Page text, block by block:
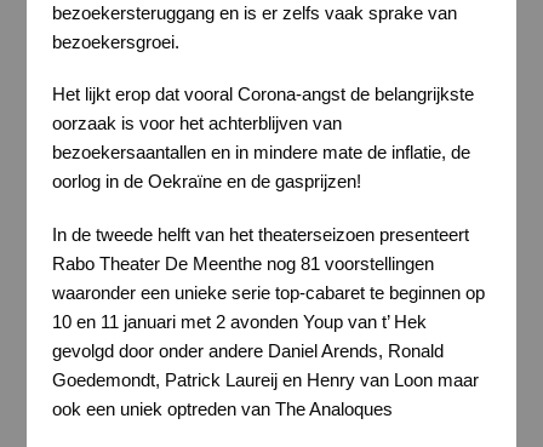
bezoekersteruggang en is er zelfs vaak sprake van
bezoekersgroei.
Het lijkt erop dat vooral Corona-angst de belangrijkste
oorzaak is voor het achterblijven van
bezoekersaantallen en in mindere mate de inflatie, de
oorlog in de Oekraïne en de gasprijzen!
In de tweede helft van het theaterseizoen presenteert
Rabo Theater De Meenthe nog 81 voorstellingen
waaronder een unieke serie top-cabaret te beginnen op
10 en 11 januari met 2 avonden Youp van t’ Hek
gevolgd door onder andere Daniel Arends, Ronald
Goedemondt, Patrick Laureij en Henry van Loon maar
ook een uniek optreden van The Analoques